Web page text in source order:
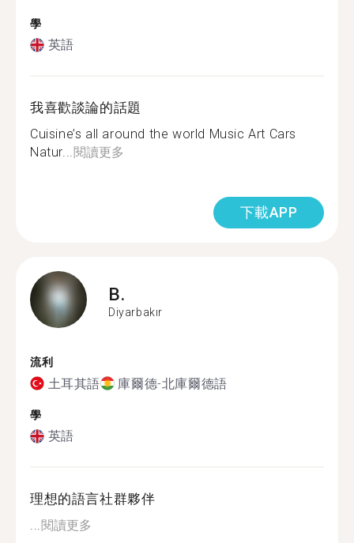
學
英語
我喜歡談論的話題
Cuisine’s all around the world Music Art Cars
Natur...閱讀更多
下載APP
B.
Diyarbakır
流利
土耳其語 庫爾德-北庫爾德語
學
英語
理想的語言社群夥伴
...閱讀更多